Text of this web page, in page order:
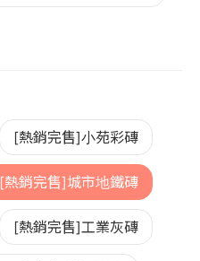
[熱銷完售]小苑彩磚
[熱銷完售]城市地鐵磚
[熱銷完售]工業灰磚